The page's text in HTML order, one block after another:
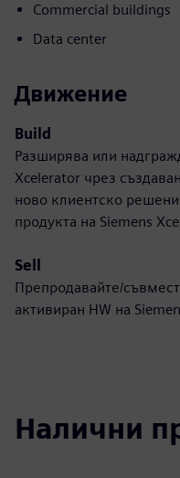
Commercial buildings
Data center
Движение
Build
Разширява или
Xcelerator чрез
ново клиентско
продукта на Siemens
Sell
Препродавайте/
активиран HW на
Налични